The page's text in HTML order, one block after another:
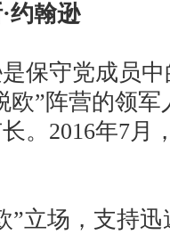
约翰逊
守党成员中
欧”阵营的领
。2016年7月
场，支持迅